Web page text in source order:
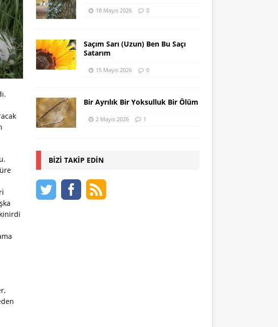
18 Mayıs 2026 0
Saçım Sarı (Uzun) Ben Bu Saçı
Satarım
15 Mayıs 2026 0
Bir Ayrılık Bir Yoksulluk Bir Ölüm
2 Mayıs 2026 1
BIZI TAKIP EDIN